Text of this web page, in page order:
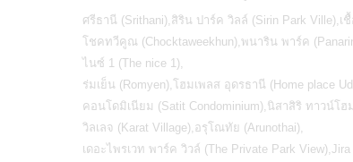
ศรีธานี (Srithani),สิริน ปาร์ค วิลล์ (Sirin Park Ville),
โชคทวีคูณ (Chocktaweekhun),พนาริน พาร์ค
ไนซ์ 1 (The nice 1),
ร่มเย็น (Romyen),โฮมเพลส อุดรธานี (Home place
คอนโดมิเนียม (Satit Condominium),นิสาสิริ ทาวน์โ
วิลเลจ (Karat Village),อรุโณทัย (Arunothai),
เดอะไพรเวท พาร์ค วิวล์ (The Private Park